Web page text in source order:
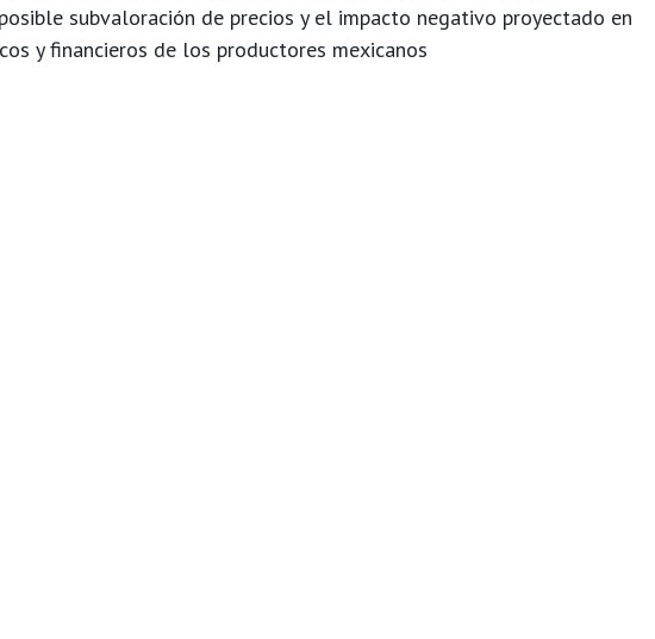
subvaloración de precios y el impacto negativo proyectado en
y financieros de los productores mexicanos